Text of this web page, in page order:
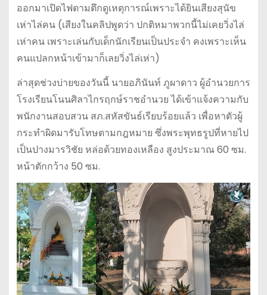
ออกมาเปิดไฟตามตึกดูเหตุการณ์เพราะได้ยินเสียงสุนัข
เห่าไล่คน (เสียงในคลิปพูดว่า ปกติหมาพวกนี้ไม่เคยวิ่งไล่
เห่าคน เพราะเล่นกับเด็กนักเรียนเป็นประจำ คงเพราะเห็น
คนแปลกหน้าเข้ามาก็เลยวิ่งไล่เห่า)
ล่าสุดช่วงบ่ายของวันนี้ นายอภินันท์ ภูผาดาว ผู้อำนวยการ
โรงเรียนโนนศิลาไกรฤกษ์ราชอำนวย ได้เข้าแจ้งความกับ
พนักงานสอบสวน สภ.สหัสขันธ์เรียบร้อยแล้ว เพื่อหาตัวผู้
กระทำผิดมารับโทษตามกฎหมาย ซึ่งพระพุทธรูปที่หายไป
เป็นปางมารวิชัย หล่อด้วยทองเหลือง สูงประมาณ 60 ซม.
หน้าตักกว้าง 50 ซม.